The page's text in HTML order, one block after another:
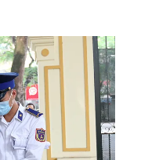
lòng Việt
mình bằng AI